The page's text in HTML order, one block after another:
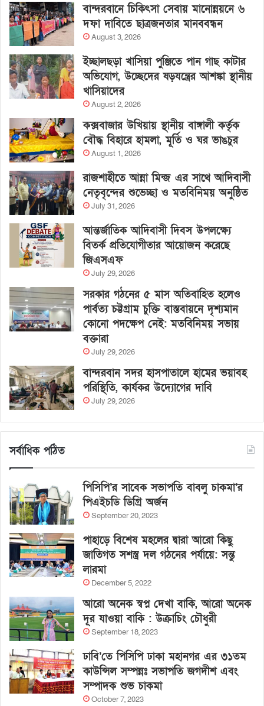
বান্দরবানে চিকিৎসা সেবায় মানোন্নয়নে ৬
দফা দাবিতে ছাত্রজনতার মানববন্ধন
August 3, 2026
ইচ্ছালছড়া খাসিয়া পুঞ্জিতে পান গাছ কাটার
অভিযোগ, উচ্ছেদের ষড়যন্ত্রের আশঙ্কা স্থানীয়
খাসিয়াদের
August 2, 2026
কক্সবাজার উখিয়ায় স্থানীয় বাঙ্গালী কর্তৃক
বৌদ্ধ বিহারে হামলা, মূর্তি ও ঘর ভাঙচুর
August 1, 2026
রাজশাহীতে আন্না মিন্জ এর সাথে আদিবাসী
নেতৃবৃন্দের শুভেচ্ছা ও মতবিনিময় অনুষ্ঠিত
July 31, 2026
আন্তর্জাতিক আদিবাসী দিবস উপলক্ষ্যে
বিতর্ক প্রতিযোগীতার আয়োজন করেছে
জিএসএফ
July 29, 2026
সরকার গঠনের ৫ মাস অতিবাহিত হলেও
পার্বত্য চট্টগ্রাম চুক্তি বাস্তবায়নে দৃশ্যমান
কোনো পদক্ষেপ নেই: মতবিনিময় সভায়
বক্তারা
July 29, 2026
বান্দরবান সদর হাসপাতালে হামের ভয়াবহ
পরিস্থিতি, কার্যকর উদ্যোগের দাবি
July 29, 2026
সর্বাধিক পঠিত
পিসিপি’র সাবেক সভাপতি বাবলু চাকমা’র
পিএইচডি ডিগ্রি অর্জন
September 20, 2023
পাহাড়ে বিশেষ মহলের দ্বারা আরো কিছু
জাতিগত সশস্ত্র দল গঠনের পর্যায়ে: সন্তু
লারমা
December 5, 2022
আরো অনেক স্বপ্ন দেখা বাকি, আরো অনেক
দূর যাওয়া বাকি : উক্রাচিং চৌধুরী
September 18, 2023
ঢাবি’তে পিসিপি ঢাকা মহানগর এর ৩১তম
কাউন্সিল সম্পন্নঃ সভাপতি জগদীশ এবং
সম্পাদক শুভ চাকমা
October 7, 2023